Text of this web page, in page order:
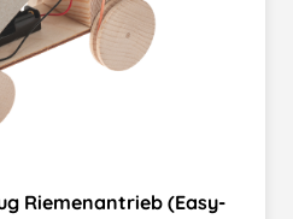
Riemenantrieb (Easy-